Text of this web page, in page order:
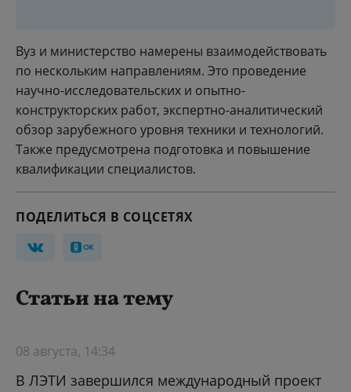
Вуз и министерство намерены взаимодействовать
по нескольким направлениям. Это проведение
научно-исследовательских и опытно-
конструкторских работ, экспертно-аналитический
обзор зарубежного уровня техники и технологий.
Также предусмотрена подготовка и повышение
квалификации специалистов.
ПОДЕЛИТЬСЯ В СОЦСЕТЯХ
Статьи на тему
08 августа, 14:34
В ЛЭТИ завершился международный проект